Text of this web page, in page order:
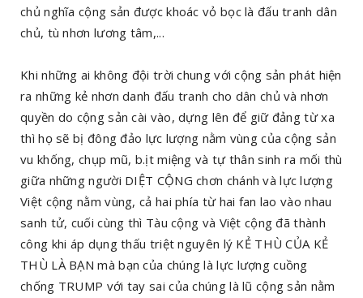
chủ nghĩa cộng sản được khoác vỏ bọc là đấu tranh dân
chủ, tù nhơn lương tâm,...
Khi những ai không đội trời chung với cộng sản phát hiện
ra những kẻ nhơn danh đấu tranh cho dân chủ và nhơn
quyền do cộng sản cài vào, dựng lên để giữ đảng từ xa
thì họ sẽ bị đông đảo lực lượng nằm vùng của cộng sản
vu khống, chụp mũ, b.ịt miệng và tự thân sinh ra mối thù
giữa những người DIỆT CỘNG chơn chánh và lực lượng
Việt cộng nằm vùng, cả hai phía từ hai fan lao vào nhau
sanh tử, cuối cùng thì Tàu cộng và Việt cộng đã thành
công khi áp dụng thấu triệt nguyên lý KẺ THÙ CỦA KẺ
THÙ LÀ BẠN mà bạn của chúng là lực lượng cuồng
chống TRUMP với tay sai của chúng là lũ cộng sản nằm